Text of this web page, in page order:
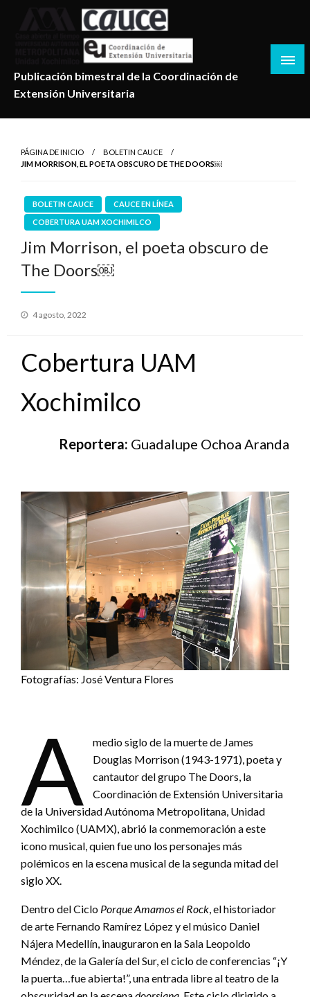
Publicación bimestral de la Coordinación de
Extensión Universitaria
PÁGINA DE INICIO
BOLETIN CAUCE
JIM MORRISON, EL POETA OBSCURO DE THE DOORS￼
BOLETIN CAUCE
CAUCE EN LÍNEA
COBERTURA UAM XOCHIMILCO
Jim Morrison, el poeta obscuro de
The Doors￼
Publicado
4 agosto, 2022
Cobertura UAM
Xochimilco
Reportera: Guadalupe Ochoa Aranda
Fotografías: José Ventura Flores
A
medio siglo de la muerte de James
Douglas Morrison (1943-1971), poeta y
cantautor del grupo The Doors, la
Coordinación de Extensión Universitaria
de la Universidad Autónoma Metropolitana, Unidad
Xochimilco (UAMX), abrió la conmemoración a este
icono musical, quien fue uno los personajes más
polémicos en la escena musical de la segunda mitad del
siglo XX.
Dentro del Ciclo Porque Amamos el Rock, el historiador
de arte Fernando Ramírez López y el músico Daniel
Nájera Medellín, inauguraron en la Sala Leopoldo
Méndez, de la Galería del Sur, el ciclo de conferencias “¡Y
la puerta…fue abierta!”, una entrada libre al teatro de la